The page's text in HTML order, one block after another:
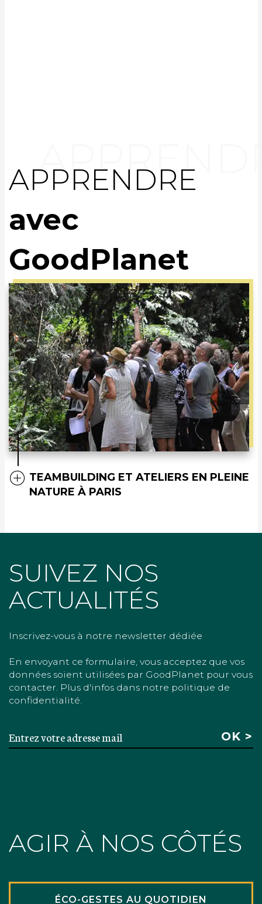
APPRENDRE
avec
GoodPlanet
TEAMBUILDING ET ATELIERS EN PLEINE
NATURE À PARIS
SUIVEZ NOS
ACTUALITÉS
Inscrivez-vous à notre newsletter dédiée
En envoyant ce formulaire, vous acceptez que vos
données soient utilisées par GoodPlanet pour vous
contacter. Plus d'infos dans notre politique de
confidentialité.
AGIR À NOS CÔTÉS
ÉCO-GESTES AU QUOTIDIEN